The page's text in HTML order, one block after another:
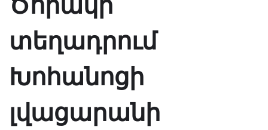
տեղադրում
Խոհանոցի
լվացարանի